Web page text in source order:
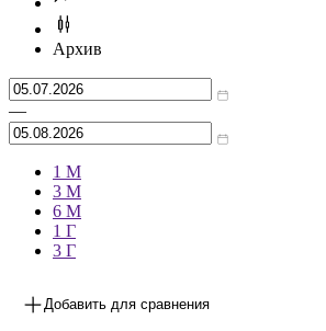
Архив
—
1 М
3 М
6 М
1 Г
3 Г
Добавить для сравнения